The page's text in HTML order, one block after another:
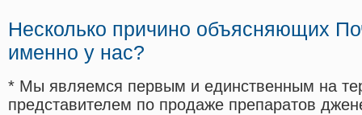
Несколько причино объясняющих
именно у нас?
* Мы являемся первым и единственным на
представителем по продаже препаратов